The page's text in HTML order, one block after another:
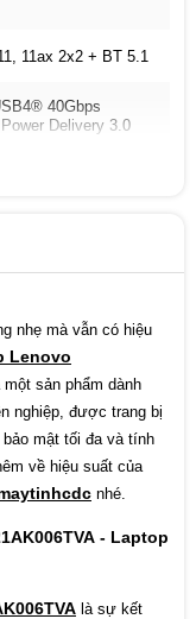
11ax 2x2 + BT 5.1
40Gbps
Delivery 3.0
Always On)
nhẹ mà vẫn có hiệu
Lenovo
một sản phẩm dành
nghiệp, được trang bị
mật tối đa và tính
về hiệu suất của
nhé.
- Laptop
là sự kết